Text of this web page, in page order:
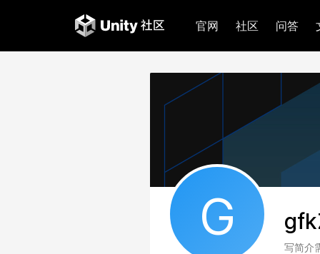
官网 社区 问答
G
写简介